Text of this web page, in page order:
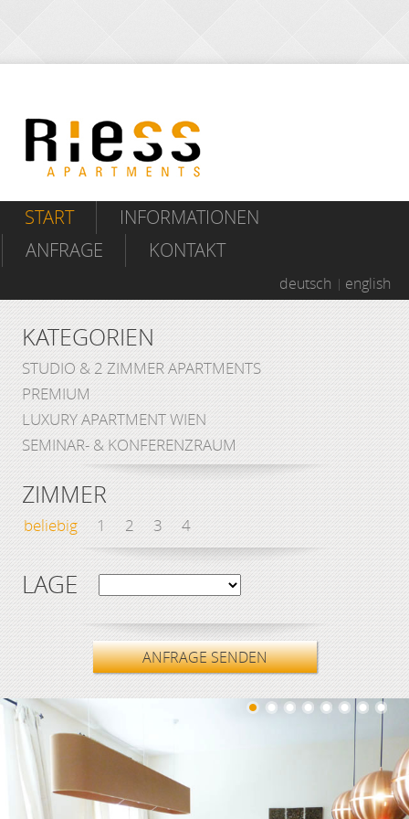
START
INFORMATIONEN
ANFRAGE
KONTAKT
deutsch english
KATEGORIEN
STUDIO & 2 ZIMMER APARTMENTS
PREMIUM
LUXURY APARTMENT WIEN
SEMINAR- & KONFERENZRAUM
ZIMMER
beliebig 1 2 3 4
LAGE
ANFRAGE SENDEN